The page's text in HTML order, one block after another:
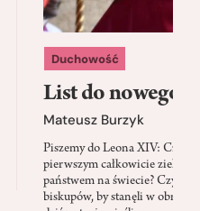
Duchowość
List do nowego
Mateusz Burzyk
Piszemy do Leona XIV: Czy
pierwszym całkowicie
państwem na świecie? Czy
biskupów, by stanęli w